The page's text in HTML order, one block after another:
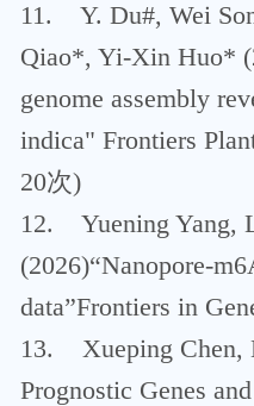
11. Y. Du#, Wei
Qiao*, Yi-Xin Huo*
genome assembly
indica" Frontiers
20次)
12. Yuening Yang,
(2026)“Nanopore-
data”Frontiers in
13. Xueping Chen,
Prognostic Genes